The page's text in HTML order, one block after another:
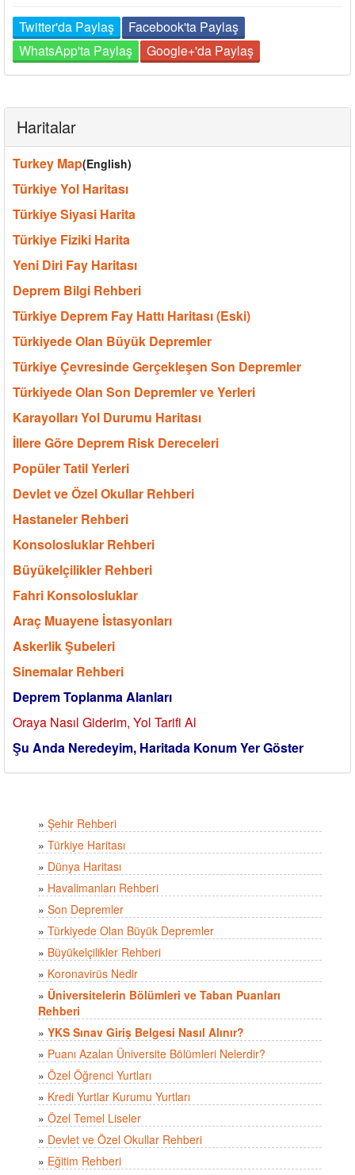
Twitter'da Paylaş
Facebook'ta Paylaş
WhatsApp'ta Paylaş
Google+'da Paylaş
Haritalar
Turkey Map(English)
Türkiye Yol Haritası
Türkiye Siyasi Harita
Türkiye Fiziki Harita
Yeni Diri Fay Haritası
Deprem Bilgi Rehberi
Türkiye Deprem Fay Hattı Haritası (Eski)
Türkiyede Olan Büyük Depremler
Türkiye Çevresinde Gerçekleşen Son Depremler
Türkiyede Olan Son Depremler ve Yerleri
Karayolları Yol Durumu Haritası
İllere Göre Deprem Risk Dereceleri
Popüler Tatil Yerleri
Devlet ve Özel Okullar Rehberi
Hastaneler Rehberi
Konsolosluklar Rehberi
Büyükelçilikler Rehberi
Fahri Konsolosluklar
Araç Muayene İstasyonları
Askerlik Şubeleri
Sinemalar Rehberi
Deprem Toplanma Alanları
Oraya Nasıl Giderim, Yol Tarifi Al
Şu Anda Neredeyim, Haritada Konum Yer Göster
» Şehir Rehberi
» Türkiye Haritası
» Dünya Haritası
» Havalimanları Rehberi
» Son Depremler
» Türkiyede Olan Büyük Depremler
» Büyükelçilikler Rehberi
» Koronavirüs Nedir
» Üniversitelerin Bölümleri ve Taban Puanları
Rehberi
» YKS Sınav Giriş Belgesi Nasıl Alınır?
» Puanı Azalan Üniversite Bölümleri Nelerdir?
» Özel Öğrenci Yurtları
» Kredi Yurtlar Kurumu Yurtları
» Özel Temel Liseler
» Devlet ve Özel Okullar Rehberi
» Eğitim Rehberi